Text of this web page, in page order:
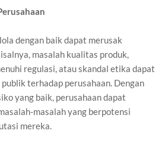
dengan baik dapat merusak
masalah kualitas produk,
regulasi, atau skandal etika dapat
terhadap perusahaan. Dengan
yang baik, perusahaan dapat
masalah yang berpotensi
mereka.